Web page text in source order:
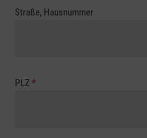
Straße, Hausnummer
PLZ *